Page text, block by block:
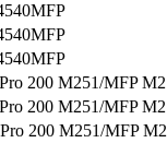
200 M251/MFP
200 M251/MFP
200 M251/MFP